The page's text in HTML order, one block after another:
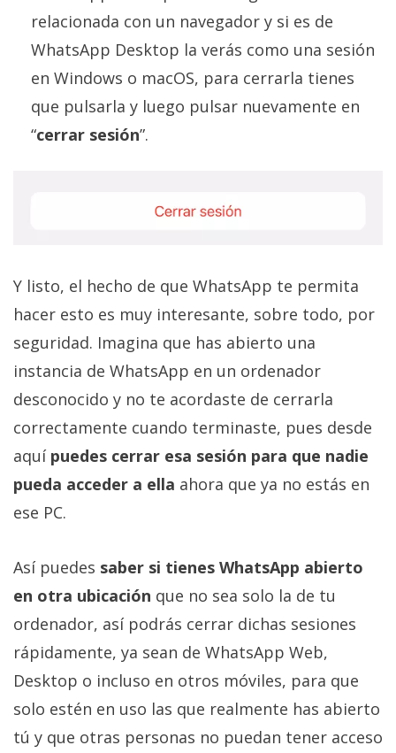
relacionada con un navegador y si es de
WhatsApp Desktop la verás como una sesión
en Windows o macOS, para cerrarla tienes
que pulsarla y luego pulsar nuevamente en
“cerrar sesión”.
Y listo, el hecho de que WhatsApp te permita
hacer esto es muy interesante, sobre todo, por
seguridad. Imagina que has abierto una
instancia de WhatsApp en un ordenador
desconocido y no te acordaste de cerrarla
correctamente cuando terminaste, pues desde
aquí puedes cerrar esa sesión para que nadie
pueda acceder a ella ahora que ya no estás en
ese PC.
Así puedes saber si tienes WhatsApp abierto
en otra ubicación que no sea solo la de tu
ordenador, así podrás cerrar dichas sesiones
rápidamente, ya sean de WhatsApp Web,
Desktop o incluso en otros móviles, para que
solo estén en uso las que realmente has abierto
tú y que otras personas no puedan tener acceso